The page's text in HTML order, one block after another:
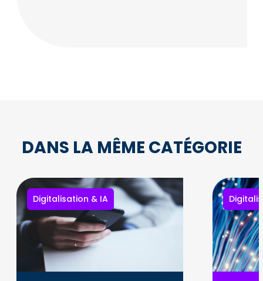
DANS LA MÊME CATÉGORIE
Digitalisation & IA